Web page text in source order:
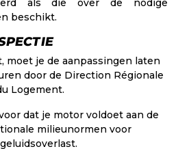
beschikt.
moet je de aanpassingen laten
door de Direction Régionale
Logement.
dat je motor voldoet aan de
milieunormen voor